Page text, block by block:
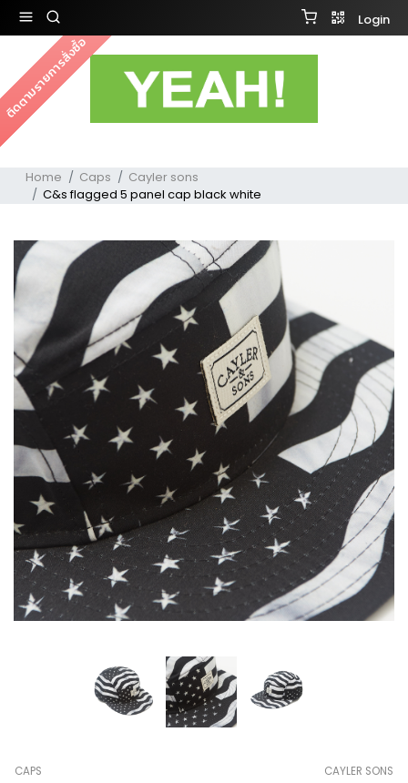
Login
ติดตามรายการสั่งซื้อ
Home Caps
Cayler sons
C&s flagged 5 panel cap black white
CAPS CAYLER SONS